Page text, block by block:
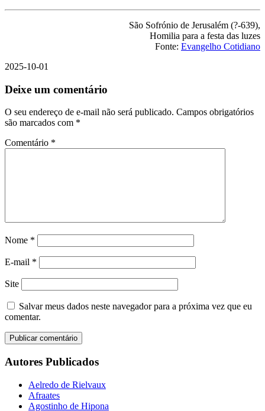
São Sofrónio de Jerusalém (?-639),
Homilia para a festa das luzes
Fonte: Evangelho Cotidiano
2025-10-01
Deixe um comentário
O seu endereço de e-mail não será publicado. Campos obrigatórios
são marcados com *
Comentário *
Nome *
E-mail *
Site
Salvar meus dados neste navegador para a próxima vez que eu
comentar.
Autores Publicados
Aelredo de Rielvaux
Afraates
Agostinho de Hipona